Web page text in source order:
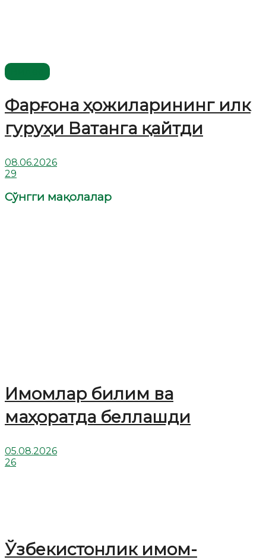
Фарғона ҳожиларининг илк
гуруҳи Ватанга қайтди
08.06.2026
29
Сўнгги мақолалар
Имомлар билим ва
маҳоратда беллашди
05.08.2026
26
Ўзбекистонлик имом-